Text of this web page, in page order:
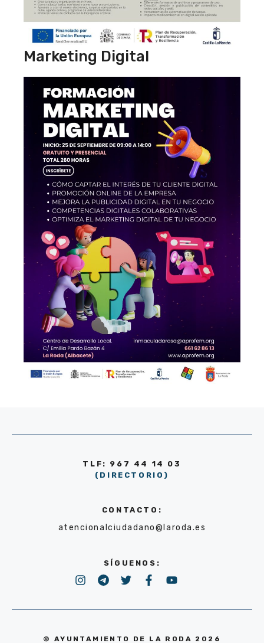
Marketing Digital
TLF: 967 44 14 03
(DIRECTORIO)
CONTACTO:
atencionalciudadano@laroda.es
SÍGUENOS:
© AYUNTAMIENTO DE LA RODA 2026